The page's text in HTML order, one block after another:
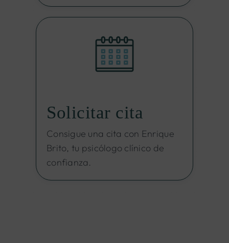
Solicitar cita
Consigue una cita con Enrique
Brito, tu psicólogo clínico de
confianza.